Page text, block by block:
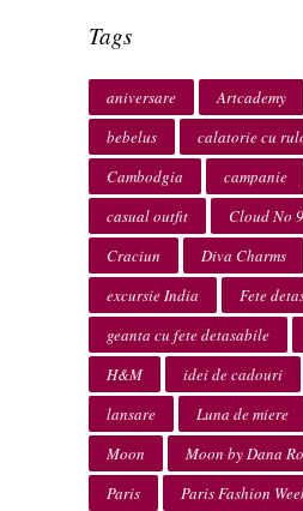
Tags
aniversare Artcademy
bebelus
calatorie cu
Cambodgia
campanie
casual outfit
Cloud No 9
Craciun
Diva Charms
excursie India
Fete
geanta cu fete detasabile
H&M
idei de cadouri
lansare
Luna de miere
Moon
Moon by Dana
Paris
Paris Fashion